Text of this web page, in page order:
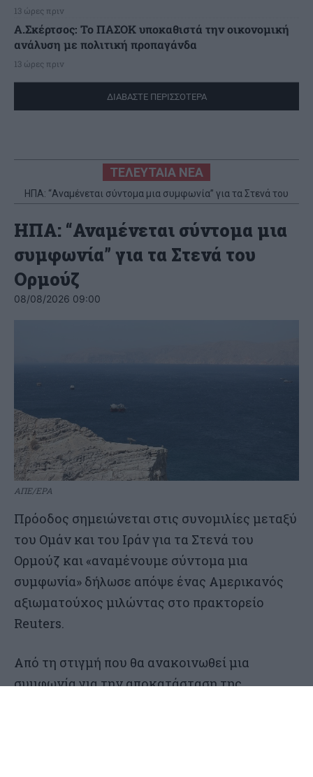
13 ώρες πριν
Α.Σκέρτσος: Το ΠΑΣΟΚ υποκαθιστά την οικονομική
ανάλυση με πολιτική προπαγάνδα
13 ώρες πριν
ΔΙΑΒΑΣΤΕ ΠΕΡΙΣΣΟΤΕΡΑ